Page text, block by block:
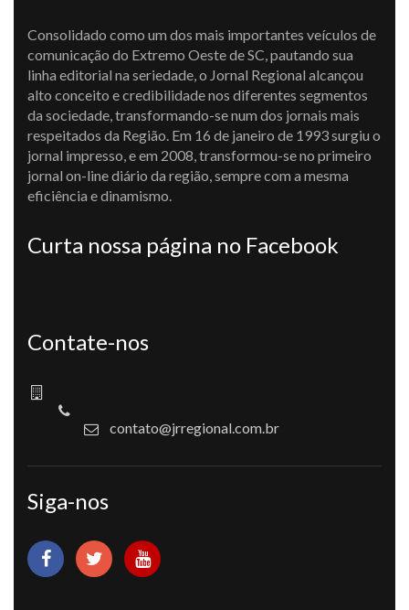
Consolidado como um dos mais importantes veículos de
comunicação do Extremo Oeste de SC, pautando sua
linha editorial na seriedade, o Jornal Regional alcançou
alto conceito e credibilidade nos diferentes segmentos
da sociedade, transformando-se num dos jornais mais
respeitados da Região. Em 16 de janeiro de 1993 surgiu o
jornal impresso, e em 2008, transformou-se no primeiro
jornal on-line diário da região, sempre com a mesma
eficiência e dinamismo.
Curta nossa página no Facebook
Contate-nos
contato@jrregional.com.br
Siga-nos